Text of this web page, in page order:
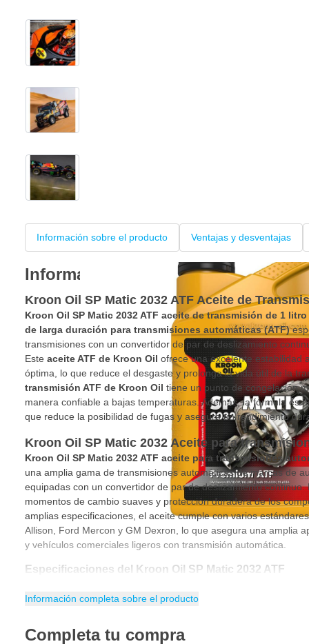
View larger image
View larger image
Información sobre el producto Ventajas y desventajas
Información sobre el producto
Kroon Oil SP Matic 2032 ATF Aceite de
Kroon Oil SP Matic 2032 ATF aceite de transmisión de 1 litro
de larga duración para transmisiones automáticas (ATF)
transmisiones con un convertidor de par de deslizamiento
Este aceite ATF de Kroon Oil ofrece una excelente estabilidad
óptima, lo que reduce el desgaste y prolonga la vida útil de la
transmisión ATF de Kroon Oil tiene un punto de congelación
manera confiable a bajas temperaturas. Además, la fórmula es
que reduce la posibilidad de fugas y asegura un rendimiento
Kroon Oil SP Matic 2032 Aceite para
Kroon Oil SP Matic 2032 ATF aceite para transmisiones
una amplia gama de transmisiones automáticas de marcas de
equipadas con un convertidor de par de deslizamiento
momentos de cambio suaves y protección duradera de los
amplias especificaciones, el aceite cumple con varios
Allison, Ford Mercon y GM Dexron, lo que asegura una amplia
y vehículos comerciales ligeros con transmisión automática.
Especificaciones del Kroon Oil SP Matic 2032 ATF
Allison C4 / TES-389
DTFR 13C100 / 13C140 / 13C170
Información completa sobre el producto
Completa tu compra